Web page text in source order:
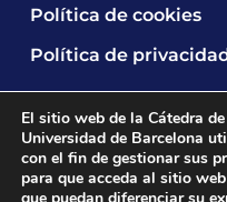
Política de cookies
Política de
El sitio web de la Cátedra
Universidad de Barcelona
con el fin de gestionar sus
para que acceda al sitio